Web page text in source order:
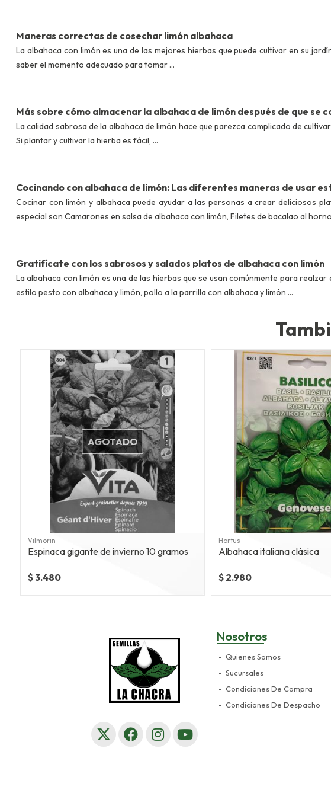
Maneras correctas de cosechar limón albahaca
La albahaca con limón es una de las mejores hierbas que puede cultivar en su
saber el momento adecuado para tomar ...
Más sobre cómo almacenar la albahaca de limón después de que se
La calidad sabrosa de la albahaca de limón hace que parezca complicado de
Si plantar y cultivar la hierba es fácil, ...
Cocinando con albahaca de limón: Las diferentes maneras de usar
Cocinar con limón y albahaca puede ayudar a las personas a crear deliciosos
especial son Camarones en salsa de albahaca con limón, Filetes de bacalao al
Gratifícate con los sabrosos y salados platos de albahaca con limón
La albahaca con limón es una de las hierbas que se usan comúnmente para realzar
estilo pesto con albahaca y limón, pollo a la parrilla con albahaca y limón ...
AGOTADO
Vilmorin
Espinaca gigante de invierno 10 gramos
$ 3.480
Hortus
Albahaca italiana clásica
$ 2.980
Nosotros
Quienes Somos
Sucursales
Condiciones De Compra
Condiciones De Despacho